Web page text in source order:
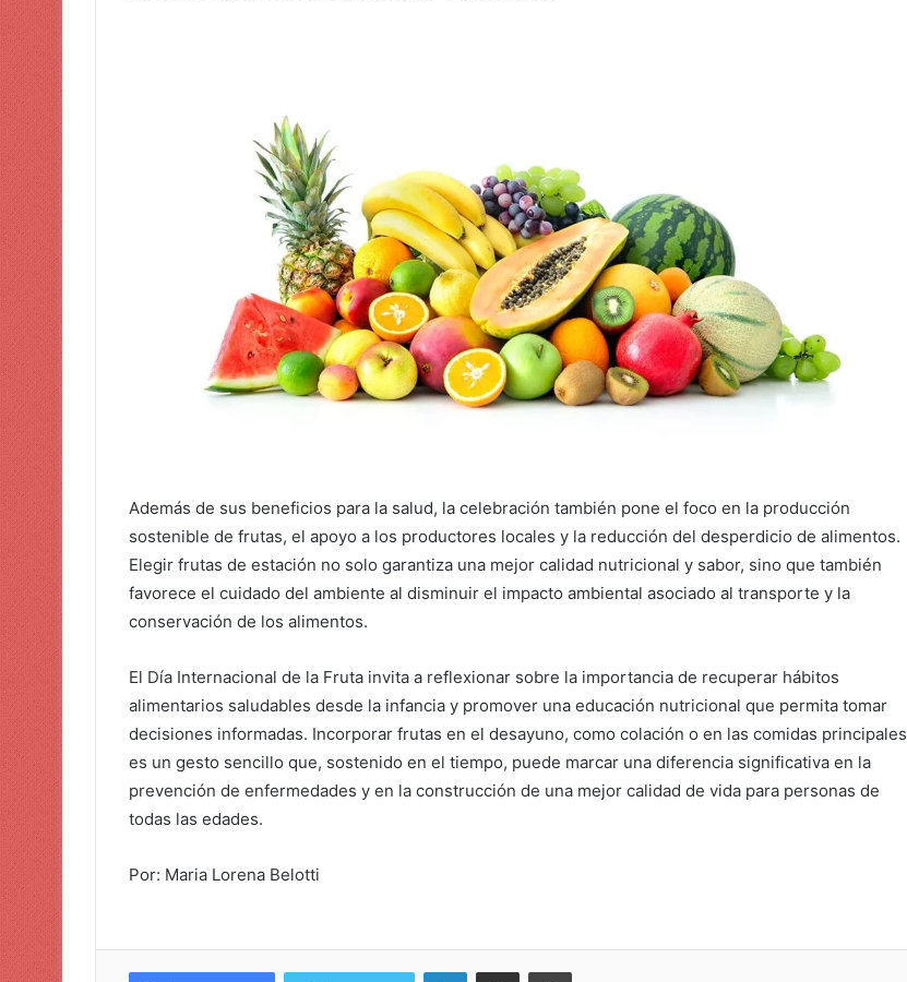
Además de sus beneficios para la salud, la celebración también pone el foco en la producción
sostenible de frutas, el apoyo a los productores locales y la reducción del desperdicio de alimentos.
Elegir frutas de estación no solo garantiza una mejor calidad nutricional y sabor, sino que también
favorece el cuidado del ambiente al disminuir el impacto ambiental asociado al transporte y la
conservación de los alimentos.
El Día Internacional de la Fruta invita a reflexionar sobre la importancia de recuperar hábitos
alimentarios saludables desde la infancia y promover una educación nutricional que permita tomar
decisiones informadas. Incorporar frutas en el desayuno, como colación o en las comidas principales
es un gesto sencillo que, sostenido en el tiempo, puede marcar una diferencia significativa en la
prevención de enfermedades y en la construcción de una mejor calidad de vida para personas de
todas las edades.
Por: Maria Lorena Belotti
LinkedInCompartir por correo electrónicoImprimir